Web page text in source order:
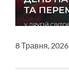
8 Травня, 2026